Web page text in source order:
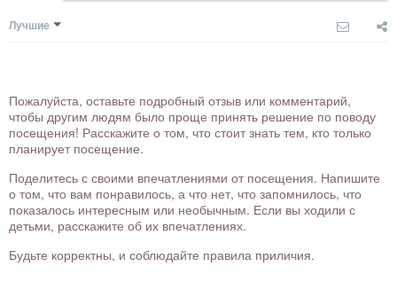
Лучшие
Пожалуйста, оставьте подробный отзыв или комментарий,
чтобы другим людям было проще принять решение по поводу
посещения! Расскажите о том, что стоит знать тем, кто только
планирует посещение.
Поделитесь с своими впечатлениями от посещения. Напишите
о том, что вам понравилось, а что нет, что запомнилось, что
показалось интересным или необычным. Если вы ходили с
детьми, расскажите об их впечатлениях.
Будьте корректны, и соблюдайте правила приличия.